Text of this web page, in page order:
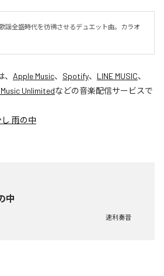
謡全盛時代を彷彿させるデュエット曲。カラオ
、 Apple Music、 Spotify、 LINE MUSIC、
Unlimitedなどの音楽配信サービスで
し 雨の中
中
速利奏音